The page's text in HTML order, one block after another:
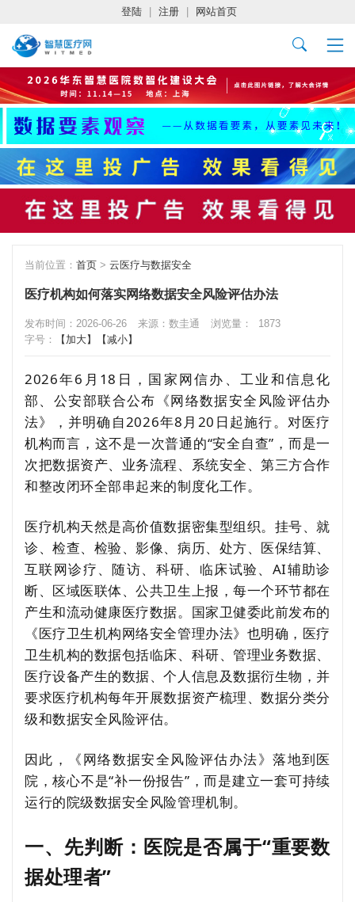
登陆 注册 网站首页
当前位置： 首页 > 云医疗与数据安全
医疗机构如何落实网络数据安全风险评估办法
发布时间：2026-06-26 来源：数圭通 浏览量：
1873
字号：
【加大】 【减小】
2026年6月18日，国家网信办、工业和信息化
部、公安部联合公布《网络数据安全风险评估办
法》，并明确自2026年8月20日起施行。对医疗
机构而言，这不是一次普通的“安全自查”，而是一
次把数据资产、业务流程、系统安全、第三方合作
和整改闭环全部串起来的制度化工作。
医疗机构天然是高价值数据密集型组织。挂号、就
诊、检查、检验、影像、病历、处方、医保结算、
互联网诊疗、随访、科研、临床试验、AI辅助诊
断、区域医联体、公共卫生上报，每一个环节都在
产生和流动健康医疗数据。国家卫健委此前发布的
《医疗卫生机构网络安全管理办法》也明确，医疗
卫生机构的数据包括临床、科研、管理业务数据、
医疗设备产生的数据、个人信息及数据衍生物，并
要求医疗机构每年开展数据资产梳理、数据分类分
级和数据安全风险评估。
因此，《网络数据安全风险评估办法》落地到医
院，核心不是“补一份报告”，而是建立一套可持续
运行的院级数据安全风险管理机制。
一、先判断：医院是否属于“重要数
据处理者”